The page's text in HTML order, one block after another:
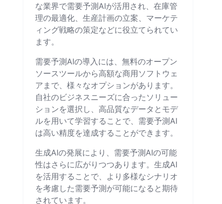
な業界で需要予測AIが活用され、在庫管
理の最適化、生産計画の立案、マーケテ
ィング戦略の策定などに役立てられてい
ます。
需要予測AIの導入には、無料のオープン
ソースツールから高額な商用ソフトウェ
アまで、様々なオプションがあります。
自社のビジネスニーズに合ったソリュー
ションを選択し、高品質なデータとモデ
ルを用いて学習することで、需要予測AI
は高い精度を達成することができます。
生成AIの発展により、需要予測AIの可能
性はさらに広がりつつあります。生成AI
を活用することで、より多様なシナリオ
を考慮した需要予測が可能になると期待
されています。